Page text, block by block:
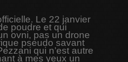
Le 22 janvier
poudre et qui
ovni, pas un drone
pseudo savant
qui n’est autre
à mes yeux un